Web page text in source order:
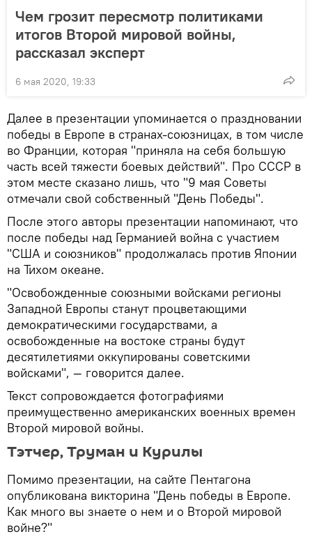
Чем грозит пересмотр политиками
итогов Второй мировой войны,
рассказал эксперт
6 мая 2020, 19:33
Далее в презентации упоминается о праздновании
победы в Европе в странах-союзницах, в том числе
во Франции, которая "приняла на себя большую
часть всей тяжести боевых действий". Про СССР в
этом месте сказано лишь, что "9 мая Советы
отмечали свой собственный "День Победы".
После этого авторы презентации напоминают, что
после победы над Германией война с участием
"США и союзников" продолжалась против Японии
на Тихом океане.
"Освобожденные союзными войсками регионы
Западной Европы станут процветающими
демократическими государствами, а
освобожденные на востоке страны будут
десятилетиями оккупированы советскими
войсками", — говорится далее.
Текст сопровождается фотографиями
преимущественно американских военных времен
Второй мировой войны.
Тэтчер, Труман и Курилы
Помимо презентации, на сайте Пентагона
опубликована викторина "День победы в Европе.
Как много вы знаете о нем и о Второй мировой
войне?"